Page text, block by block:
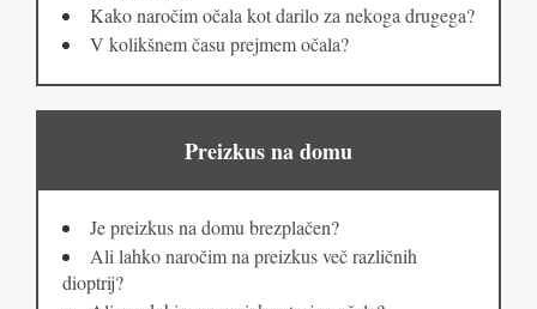
Kako naročim očala kot darilo za nekoga drugega?
V kolikšnem času prejmem očala?
Preizkus na domu
Je preizkus na domu brezplačen?
Ali lahko naročim na preizkus več različnih
dioptrij?